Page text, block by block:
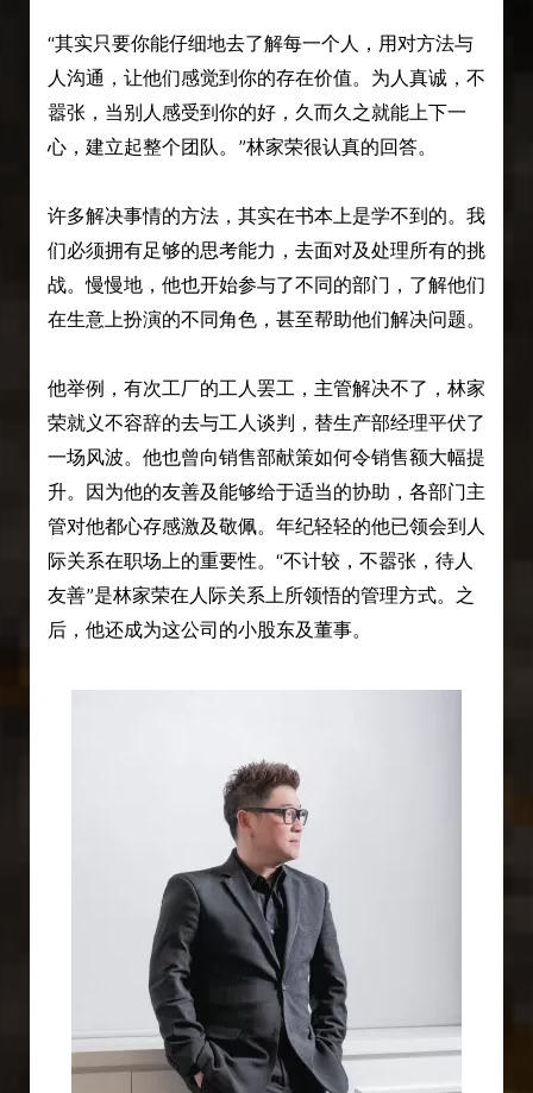
“其实只要你能仔细地去了解每一个人，用对方法与
人沟通，让他们感觉到你的存在价值。为人真诚，不
嚣张，当别人感受到你的好，久而久之就能上下一
心，建立起整个团队。”林家荣很认真的回答。
许多解决事情的方法，其实在书本上是学不到的。我
们必须拥有足够的思考能力，去面对及处理所有的挑
战。慢慢地，他也开始参与了不同的部门，了解他们
在生意上扮演的不同角色，甚至帮助他们解决问题。
他举例，有次工厂的工人罢工，主管解决不了，林家
荣就义不容辞的去与工人谈判，替生产部经理平伏了
一场风波。他也曾向销售部献策如何令销售额大幅提
升。因为他的友善及能够给于适当的协助，各部门主
管对他都心存感激及敬佩。年纪轻轻的他已领会到人
际关系在职场上的重要性。“不计较，不嚣张，待人
友善”是林家荣在人际关系上所领悟的管理方式。之
后，他还成为这公司的小股东及董事。